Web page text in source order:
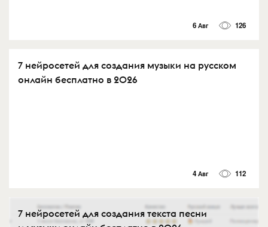
6 Авг 126
7 нейросетей для создания музыки на русском
онлайн бесплатно в 2026
4 Авг 112
7 нейросетей для создания текста песни